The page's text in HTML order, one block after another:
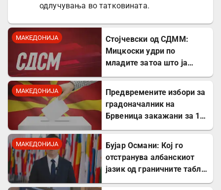
одлучувања во татковината.
МАКЕДОНИЈА
Стојчевски од СДММ:
Мицкоски удри по
младите затоа што ја
МАКЕДОНИЈА
Предвремените избори за
градоначалник на
Брвеница закажани за 18
МАКЕДОНИЈА
Бујар Османи: Кој го
отстранува албанскиот
јазик од граничните табли,